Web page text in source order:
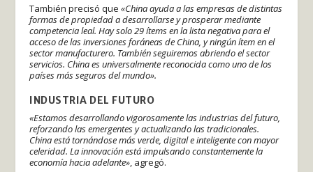
También precisó que«China ayuda a las empresas de distintas
formas de propiedad a desarrollarse y prosperar mediante
competencia leal. Hay solo 29 ítems en la lista negativa para el
acceso de las inversiones foráneas de China, y ningún ítem en el
sector manufacturero. También seguiremos abriendo el sector
servicios. China es universalmente reconocida como uno de los
países más seguros del mundo».
INDUSTRIA DEL FUTURO
«Estamos desarrollando vigorosamente las industrias del futuro,
reforzando las emergentes y actualizando las tradicionales.
China está tornándose más verde, digital e inteligente con mayor
celeridad. La innovación está impulsando constantemente la
economía hacia adelante», agregó.